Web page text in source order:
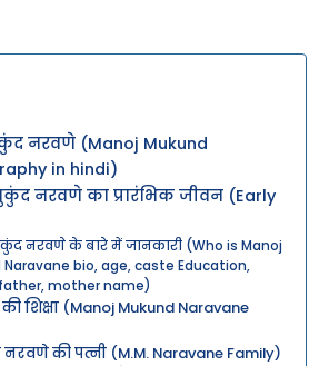
नरवणे (Manoj Mukund
in hindi)
नरवणे का प्रारंभिक जीवन (Early
नरवणे के बारे में जानकारी (Who is Manoj
Naravane bio, age, caste Education,
mother name)
शिक्षा (Manoj Mukund Naravane
की पत्नी (M.M. Naravane Family)